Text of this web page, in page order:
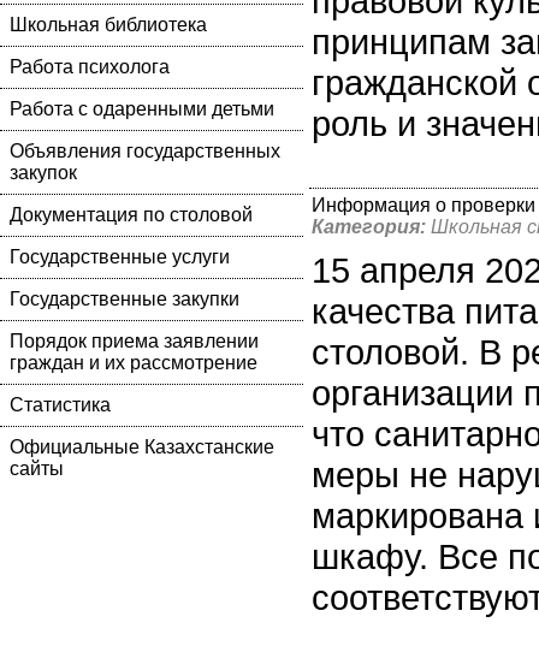
Школьная библиотека
Работа психолога
Работа с одаренными детьми
Объявления государственных
закупок
Документация по столовой
Государственные услуги
Государственные закупки
Порядок приема заявлении
граждан и их рассмотрение
Статистика
Официальные Казахстанские
сайты
принципам
гражданской
роль и
Информация о проверки
Категория: Школьная
15 апреля
качества
столовой. В
организации
что
меры не
маркирована
шкафу. Все